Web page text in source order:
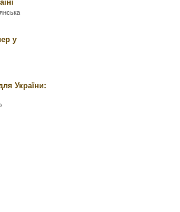
у
України: